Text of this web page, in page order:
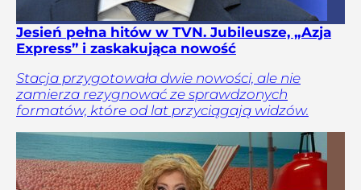
Jesień pełna hitów w TVN. Jubileusze, „Azja
Express” i zaskakująca nowość
Stacja przygotowała dwie nowości, ale nie
zamierza rezygnować ze sprawdzonych
formatów, które od lat przyciągają widzów.